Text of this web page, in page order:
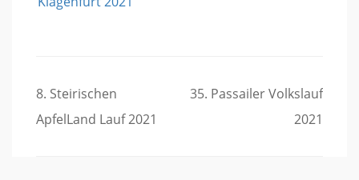
Beitragsnavigation
8. Steirischen
ApfelLand Lauf 2021
35. Passailer Volkslauf
2021